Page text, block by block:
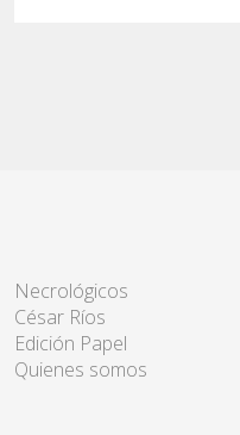
Necrológicos
César Ríos
Edición Papel
Quienes somos